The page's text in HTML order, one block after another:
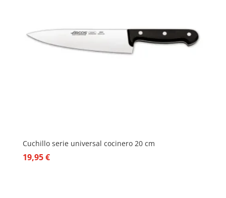
Cuchillo serie universal cocinero 20 cm
19,95€